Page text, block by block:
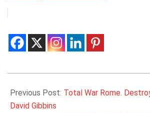
01-
27
Previous Post: Total War Rome.
David Gibbins